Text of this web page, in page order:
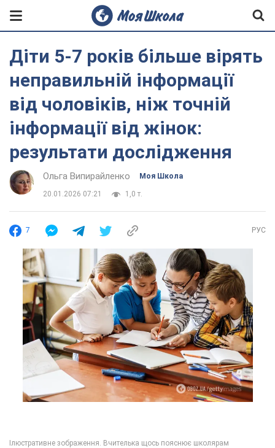
Діти 5-7 років більше вірять
неправильній інформації
від чоловіків, ніж точній
інформації від жінок:
результати дослідження
Ольга Випирайленко Моя Школа
20.01.2026 07:21 1,0 т.
7 РУС